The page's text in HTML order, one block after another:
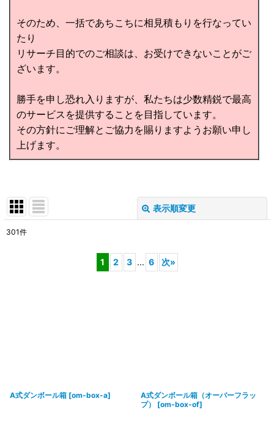
そのため、一括であちこちに相見積もりを行なってい
たり
リサーチ目的でのご相談は、お受けできないことがご
ざいます。
勝手を申し恐れ入りますが、私たちは少数精鋭で最高
のサービスを提供することを目指しています。
その方針にご理解とご協力を賜りますようお願い申し
上げます。
表示順変更
301件
1 2 3 ... 6 次»
A式ダンボール箱 [om-box-a]
A式ダンボール箱（オーバーフラッ
プ）
[om-box-of]